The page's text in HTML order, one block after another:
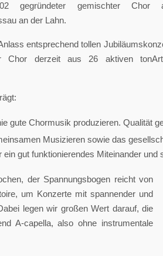
gemischter Chor
an der Lahn.
entsprechend tollen
Chor derzeit aus 26 aktiven
gute Chormusik produzieren. Qualität
Musizieren sowie das
gut funktionierendes Miteinander
der Spannungsbogen reicht von
um Konzerte mit spannender und
legen wir großen Wert darauf, die
A-capella, also ohne instrumentale